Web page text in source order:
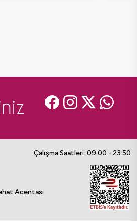
Çalışma Saatleri: 09:00 - 23:50
Acentası